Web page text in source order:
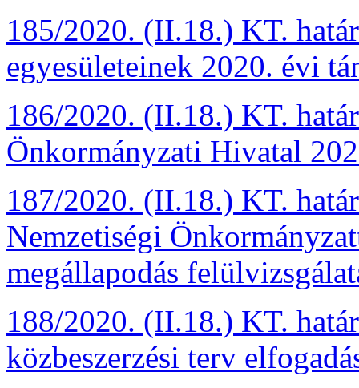
185/2020. (II.18.) KT.
egyesületeinek 2020. évi
186/2020. (II.18.) KT.
Önkormányzati Hivatal
187/2020. (II.18.) KT.
Nemzetiségi
megállapodás
188/2020. (II.18.) KT.
közbeszerzési terv